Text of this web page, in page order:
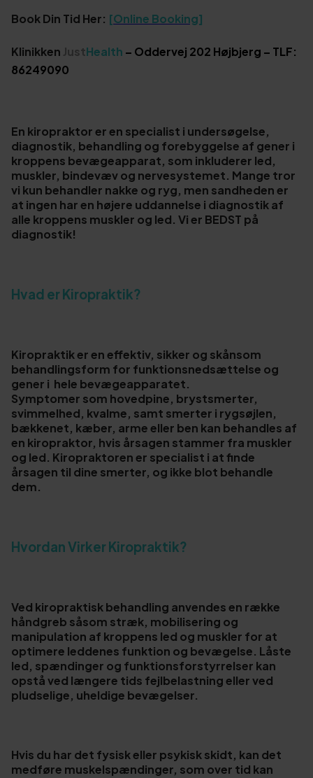
Book Din Tid Her: [Online Booking]
Klinikken JustHealth – Oddervej 202 Højbjerg – TLF:
86249090
En kiropraktor er en specialist i undersøgelse,
diagnostik, behandling og forebyggelse af gener i
kroppens bevægeapparat, som inkluderer led,
muskler, bindevæv og nervesystemet. Mange tror
vi kun behandler nakke og ryg, men sandheden er
at ingen har en højere uddannelse i diagnostik af
alle kroppens muskler og led. Vi er BEDST på
diagnostik!
Hvad er Kiropraktik?
Kiropraktik er en effektiv, sikker og skånsom
behandlingsform for funktionsnedsættelse og
gener i hele bevægeapparatet.
Symptomer som hovedpine, brystsmerter,
svimmelhed, kvalme, samt smerter i rygsøjlen,
bækkenet, kæber, arme eller ben kan behandles af
en kiropraktor, hvis årsagen stammer fra muskler
og led. Kiropraktoren er specialist i at finde
årsagen til dine smerter, og ikke blot behandle
dem.
Hvordan Virker Kiropraktik?
Ved kiropraktisk behandling anvendes en række
håndgreb såsom stræk, mobilisering og
manipulation af kroppens led og muskler for at
optimere leddenes funktion og bevægelse. Låste
led, spændinger og funktionsforstyrrelser kan
opstå ved længere tids fejlbelastning eller ved
pludselige, uheldige bevægelser.
Hvis du har det fysisk eller psykisk skidt, kan det
medføre muskelspændinger, som over tid kan